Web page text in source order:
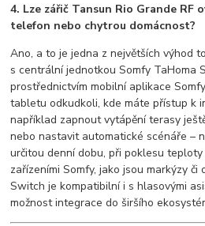
4. Lze zářič Tansun Rio Grande RF
telefon nebo chytrou domácnost?
Ano, a to je jedna z největších výhod
s centrální jednotkou Somfy TaHoma
prostřednictvím mobilní aplikace
tabletu odkudkoli, kde máte přístup k
například zapnout vytápění terasy
nebo nastavit automatické scénáře –
určitou denní dobu, při poklesu
zařízeními Somfy, jako jsou markýzy či
Switch je kompatibilní i s hlasovými
možnost integrace do širšího